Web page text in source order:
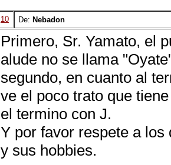
10 De: Nebadon
Primero, Sr. Yamato, el
alude no se llama
segundo, en cuanto al
ve el poco trato que
el termino con J.
Y por favor respete a
y sus hobbies.